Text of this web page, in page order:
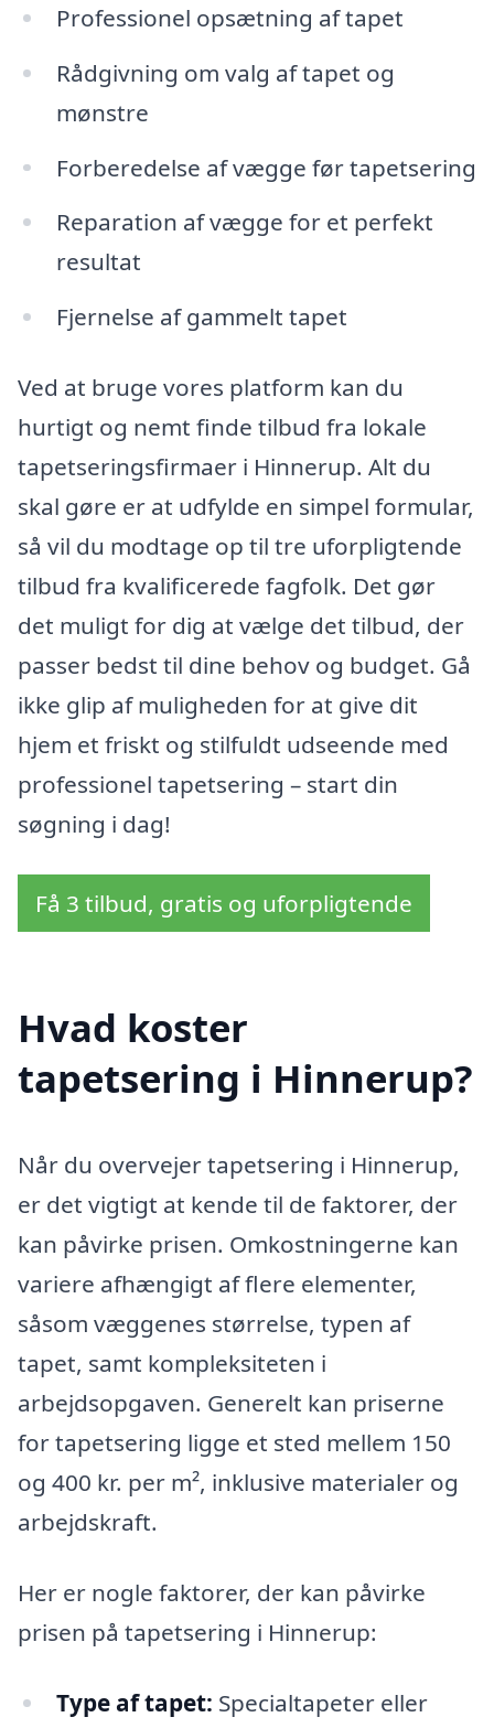
Professionel opsætning af tapet
Rådgivning om valg af tapet og
mønstre
Forberedelse af vægge før tapetsering
Reparation af vægge for et perfekt
resultat
Fjernelse af gammelt tapet
Ved at bruge vores platform kan du
hurtigt og nemt finde tilbud fra lokale
tapetseringsfirmaer i Hinnerup. Alt du
skal gøre er at udfylde en simpel formular,
så vil du modtage op til tre uforpligtende
tilbud fra kvalificerede fagfolk. Det gør
det muligt for dig at vælge det tilbud, der
passer bedst til dine behov og budget. Gå
ikke glip af muligheden for at give dit
hjem et friskt og stilfuldt udseende med
professionel tapetsering – start din
søgning i dag!
Få 3 tilbud, gratis og uforpligtende
Hvad koster
tapetsering i Hinnerup?
Når du overvejer tapetsering i Hinnerup,
er det vigtigt at kende til de faktorer, der
kan påvirke prisen. Omkostningerne kan
variere afhængigt af flere elementer,
såsom væggenes størrelse, typen af
tapet, samt kompleksiteten i
arbejdsopgaven. Generelt kan priserne
for tapetsering ligge et sted mellem 150
og 400 kr. per m², inklusive materialer og
arbejdskraft.
Her er nogle faktorer, der kan påvirke
prisen på tapetsering i Hinnerup:
Type af tapet: Specialtapeter eller